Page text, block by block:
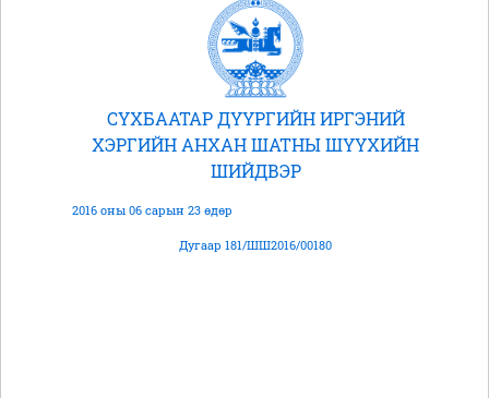
СҮХБААТАР ДҮҮРГИЙН ИРГЭНИЙ
ХЭРГИЙН АНХАН ШАТНЫ ШҮҮХИЙН
ШИЙДВЭР
2016 оны 06 сарын 23 өдөр
Дугаар 181/ШШ2016/00180